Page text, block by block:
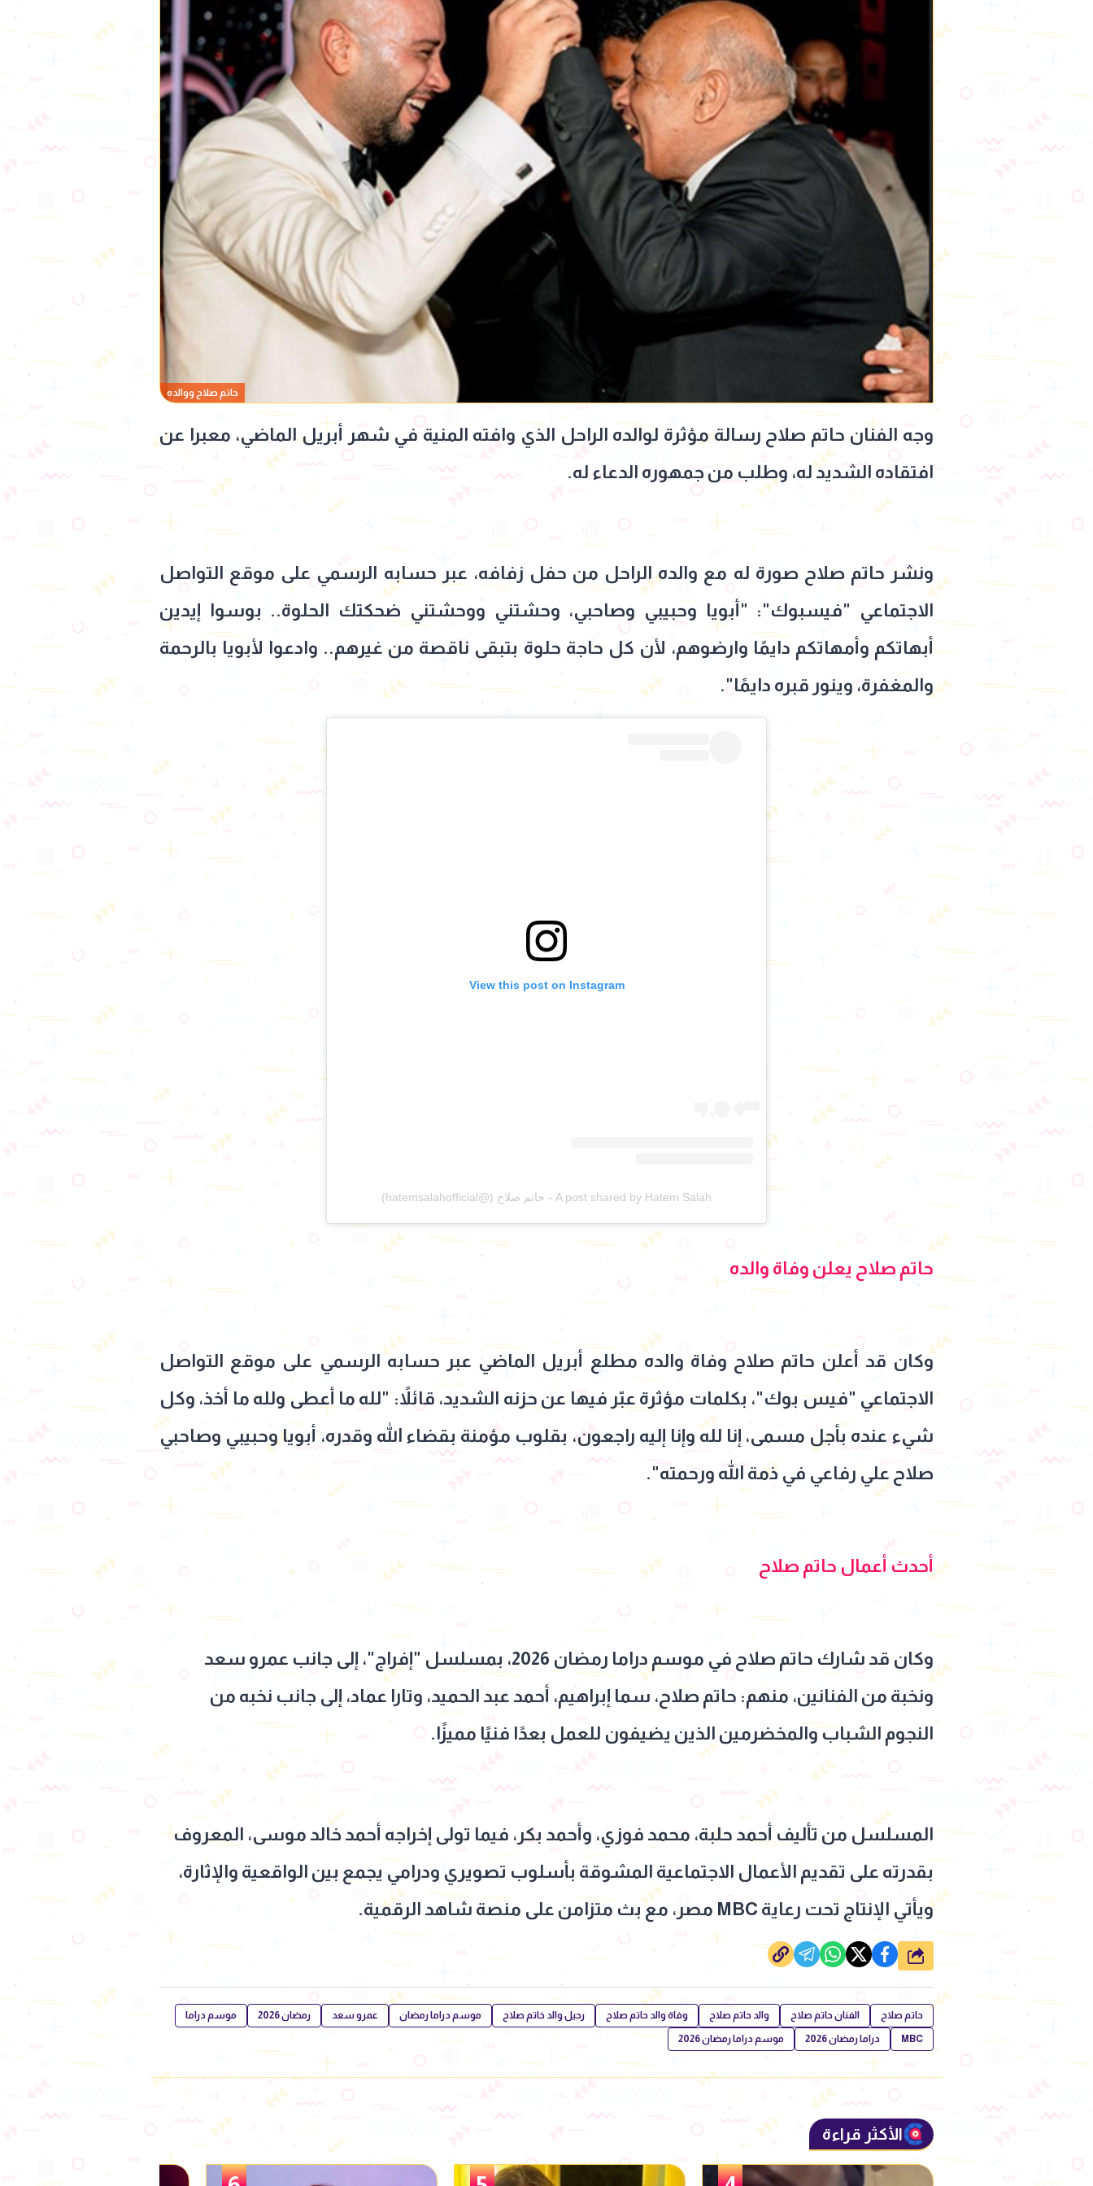
حاتم صلاح ووالده
وجه الفنان حاتم صلاح رسالة مؤثرة لوالده الراحل الذي وافته المنية في شهر أبريل الماضي، معبرا عن
افتقاده الشديد له، وطلب من جمهوره الدعاء له.
ونشر حاتم صلاح صورة له مع والده الراحل من حفل زفافه، عبر حسابه الرسمي على موقع التواصل
الاجتماعي "فيسبوك": "أبويا وحبيبي وصاحبي، وحشتني ووحشتني ضحكتك الحلوة.. بوسوا إيدين
أبهاتكم وأمهاتكم دايمًا وارضوهم، لأن كل حاجة حلوة بتبقى ناقصة من غيرهم.. وادعوا لأبويا بالرحمة
والمغفرة، وينور قبره دايمًا".
View this post on Instagram
A post shared by Hatem Salah - حاتم صلاح (@hatemsalahofficial)
حاتم صلاح يعلن وفاة والده
وكان قد أعلن حاتم صلاح وفاة والده مطلع أبريل الماضي عبر حسابه الرسمي على موقع التواصل
الاجتماعي "فيس بوك"، بكلمات مؤثرة عبّر فيها عن حزنه الشديد، قائلاً: "لله ما أعطى ولله ما أخذ، وكل
شيء عنده بأجل مسمى، إنا لله وإنا إليه راجعون، بقلوب مؤمنة بقضاء الله وقدره، أبويا وحبيبي وصاحبي
صلاح علي رفاعي في ذمة الله ورحمته".
أحدث أعمال حاتم صلاح
وكان قد شارك حاتم صلاح في موسم دراما رمضان 2026، بمسلسل "إفراج"، إلى جانب عمرو سعد
ونخبة من الفنانين، منهم: حاتم صلاح، سما إبراهيم، أحمد عبد الحميد، وتارا عماد، إلى جانب نخبه من
النجوم الشباب والمخضرمين الذين يضيفون للعمل بعدًا فنيًا مميزًا.
المسلسل من تأليف أحمد حلبة، محمد فوزي، وأحمد بكر، فيما تولى إخراجه أحمد خالد موسى، المعروف
بقدرته على تقديم الأعمال الاجتماعية المشوقة بأسلوب تصويري ودرامي يجمع بين الواقعية والإثارة،
ويأتي الإنتاج تحت رعاية MBC مصر، مع بث متزامن على منصة شاهد الرقمية.
شارك
حاتم صلاح الفنان حاتم صلاح والد حاتم صلاح وفاة والد حاتم صلاح رحيل والد خاتم صلاح موسم دراما رمضان عمرو سعد رمضان 2026 موسم دراما
MBC دراما رمضان 2026 موسم دراما رمضان 2026
الأكثر قراءة